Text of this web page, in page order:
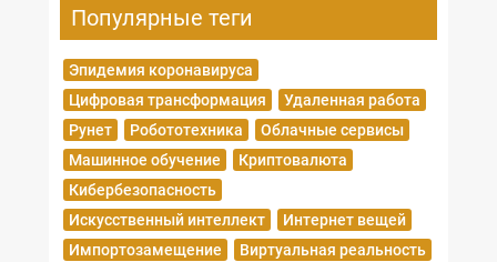
Популярные теги
Эпидемия коронавируса
Цифровая трансформация
Удаленная работа
Рунет
Робототехника
Облачные сервисы
Машинное обучение
Криптовалюта
Кибербезопасность
Искусственный интеллект
Интернет вещей
Импортозамещение
Виртуальная реальность